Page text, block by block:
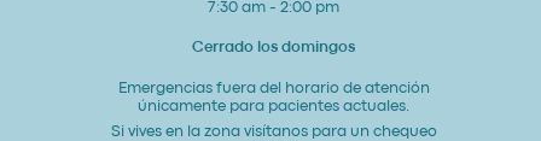
7:30 am - 2:00 pm
Cerrado los domingos
Emergencias fuera del horario de atención
únicamente para pacientes actuales.
Si vives en la zona visítanos para un chequeo